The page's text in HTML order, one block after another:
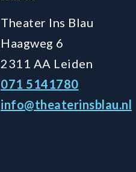
Theater Ins Blau
Haagweg 6
2311 AA Leiden
071 5141780
info@theaterinsblau.nl